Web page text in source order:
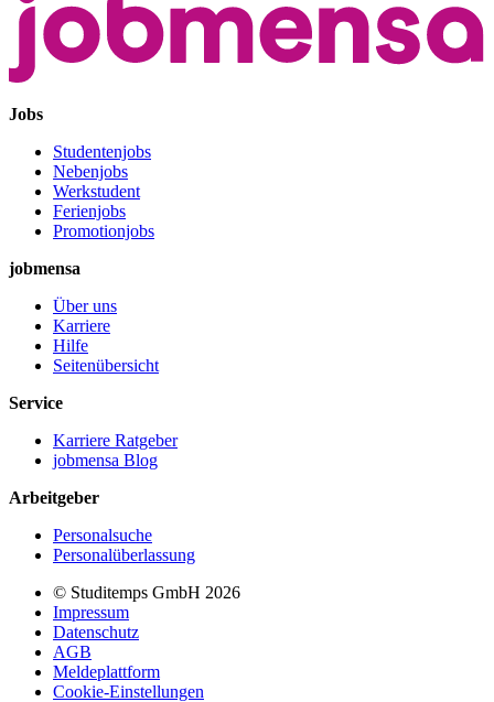
Jobs
Studentenjobs
Nebenjobs
Werkstudent
Ferienjobs
Promotionjobs
jobmensa
Über uns
Karriere
Hilfe
Seitenübersicht
Service
Karriere Ratgeber
jobmensa Blog
Arbeitgeber
Personalsuche
Personalüberlassung
© Studitemps GmbH 2026
Impressum
Datenschutz
AGB
Meldeplattform
Cookie-Einstellungen